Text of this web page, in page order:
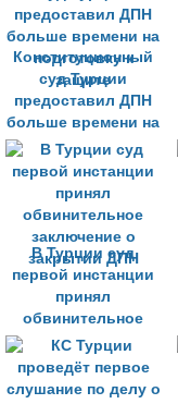
Конституционный
суд Турции
предоставил ДПН
больше времени на
подготовку к
защите
В Турции суд
первой инстанции
принял
обвинительное
заключение о
закрытии ДПН